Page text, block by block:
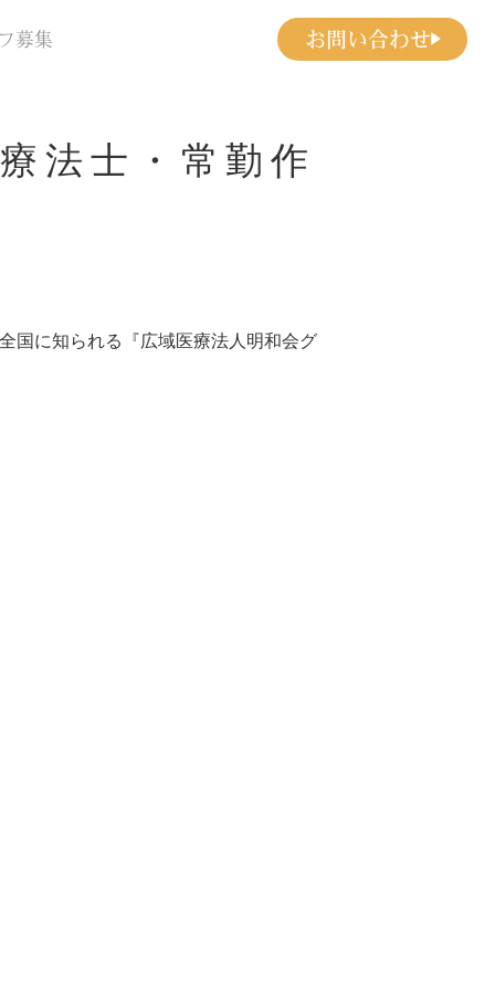
募集 お問い合わせ
法士・常勤作
国に知られる『広域医療法人明和会グ